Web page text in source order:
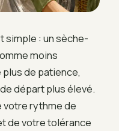
simple : un sèche-
moins
de patience,
départ plus élevé.
votre rythme de
de votre tolérance